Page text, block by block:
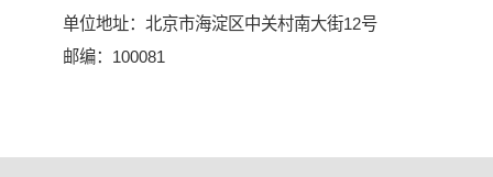
单位地址：北京市海淀区中关村南大街12号
邮编：100081